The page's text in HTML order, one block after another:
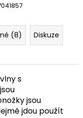
(8)
Diskuze
s
jsou
jdou použít